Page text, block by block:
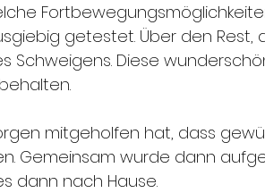
getestet. Über den Rest,
Schweigens. Diese
mitgeholfen hat, dass
Gemeinsam wurde dann
dann nach Hause.